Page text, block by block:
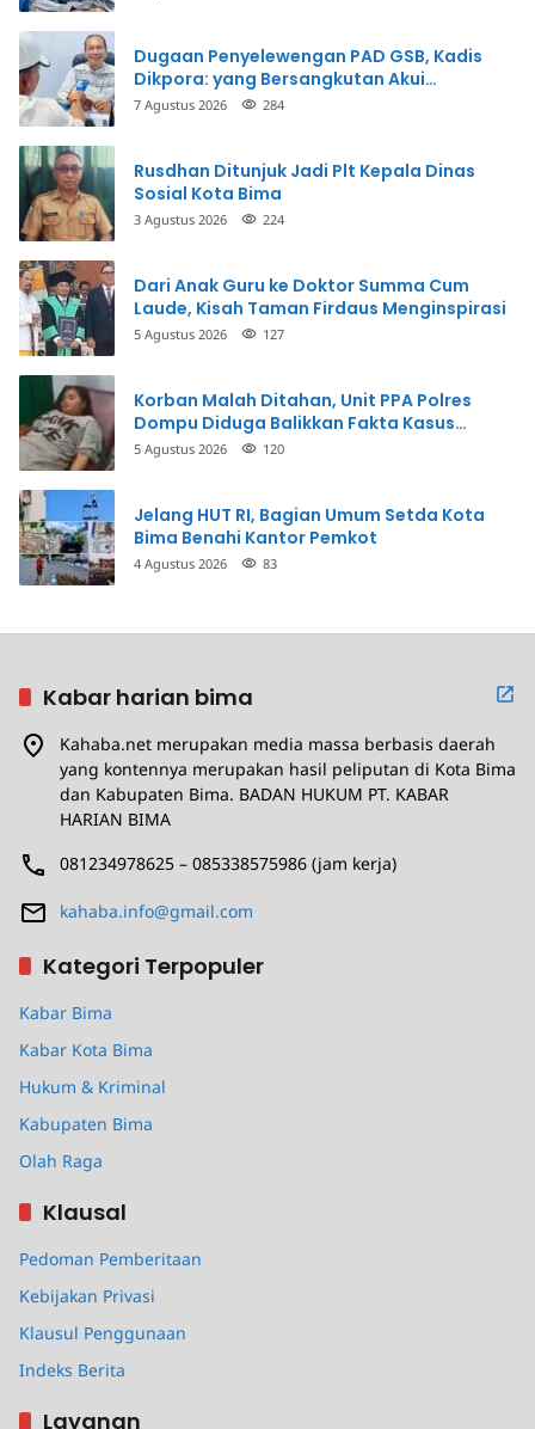
Dugaan Penyelewengan PAD GSB, Kadis
Dikpora: yang Bersangkutan Akui
Perbuatannya dan Siap Mengembalikan
7 Agustus 2026 284
Rusdhan Ditunjuk Jadi Plt Kepala Dinas
Sosial Kota Bima
3 Agustus 2026 224
Dari Anak Guru ke Doktor Summa Cum
Laude, Kisah Taman Firdaus Menginspirasi
5 Agustus 2026 127
Korban Malah Ditahan, Unit PPA Polres
Dompu Diduga Balikkan Fakta Kasus
Penganiayaan
5 Agustus 2026 120
Jelang HUT RI, Bagian Umum Setda Kota
Bima Benahi Kantor Pemkot
4 Agustus 2026 83
Kabar harian bima
Kahaba.net merupakan media massa berbasis daerah
yang kontennya merupakan hasil peliputan di Kota Bima
dan Kabupaten Bima. BADAN HUKUM PT. KABAR
HARIAN BIMA
081234978625 – 085338575986 (jam kerja)
kahaba.info@gmail.com
Kategori Terpopuler
Kabar Bima
Kabar Kota Bima
Hukum & Kriminal
Kabupaten Bima
Olah Raga
Klausal
Pedoman Pemberitaan
Kebijakan Privasi
Klausul Penggunaan
Indeks Berita
Layanan